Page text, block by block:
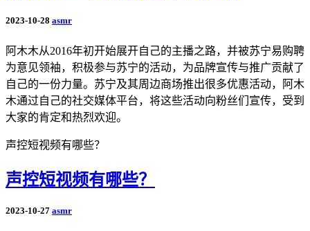
2023-10-28 asmr
阿木木从2016年初开始展开自己的主播之路，并被苏宁易购聘
为意见领袖，积极参与苏宁的活动，为品牌宣传与推广贡献了
自己的一份力量。苏宁及其周边商场推出很多优惠活动，阿木
木通过自己的社交媒体平台，将这些活动向粉丝们宣传，受到
大家的肯定和热烈欢迎。
声控短视频有哪些？
声控短视频有哪些？
2023-10-27 asmr